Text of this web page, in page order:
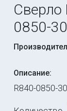
Сверло
0850-
Описание:
R840-0850-